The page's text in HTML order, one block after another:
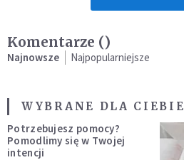
Komentarze ()
Najnowsze Najpopularniejsze
WYBRANE DLA CIEBIE
Potrzebujesz pomocy?
Pomodlimy się w Twojej
intencji